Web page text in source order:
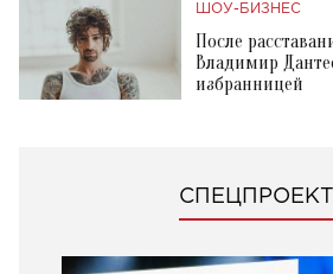
ШОУ-БИЗНЕС
После
Владимир
избранницей